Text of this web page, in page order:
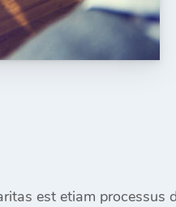
est etiam processus